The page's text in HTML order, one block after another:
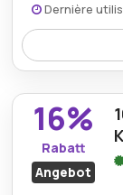
Dernière
können jetzt
werden,
tollen
16%
Rabatt
Angebot